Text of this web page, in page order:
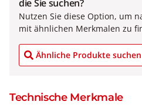
die Sie suchen?
Nutzen Sie diese Option, um
mit ähnlichen Merkmalen zu
Ähnliche Produkte suchen
Technische Merkmale